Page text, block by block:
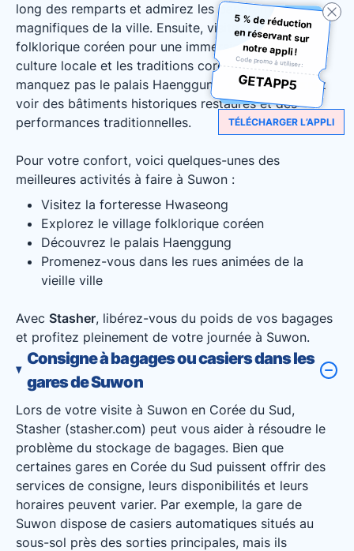
long des remparts et admirez les panoramas
magnifiques de la ville. Ensuite, visitez le village
folklorique coréen pour une immersion dans la
culture locale et les traditions coréennes. Ne
manquez pas le palais Haenggung, où vous pourrez
voir des bâtiments historiques restaurés et des
performances traditionnelles.
Pour votre confort, voici quelques-unes des
meilleures activités à faire à Suwon :
Visitez la forteresse Hwaseong
Explorez le village folklorique coréen
Découvrez le palais Haenggung
Promenez-vous dans les rues animées de la
vieille ville
Avec Stasher, libérez-vous du poids de vos bagages
et profitez pleinement de votre journée à Suwon.
Consigne à bagages ou casiers dans les
gares de Suwon
Lors de votre visite à Suwon en Corée du Sud,
Stasher (stasher.com) peut vous aider à résoudre le
problème du stockage de bagages. Bien que
certaines gares en Corée du Sud puissent offrir des
services de consigne, leurs disponibilités et leurs
horaires peuvent varier. Par exemple, la gare de
Suwon dispose de casiers automatiques situés au
sous-sol près des sorties principales, mais ils
5 % de réduction
en réservant sur
notre appli !
Code promo à utiliser :
GETAPP5
TÉLÉCHARGER L’APPLI